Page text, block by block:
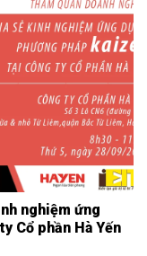
nghiệm ứng
Cổ phần Hà Yến